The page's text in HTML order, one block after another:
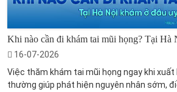
Khi nào cần đi khám tai mũi họng? Tại Hà
16-07-2026
Việc thăm khám tai mũi họng ngay khi
thường giúp phát hiện nguyên nhân sớm,